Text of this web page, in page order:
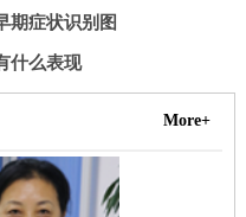
期症状识别图
什么表现
More+